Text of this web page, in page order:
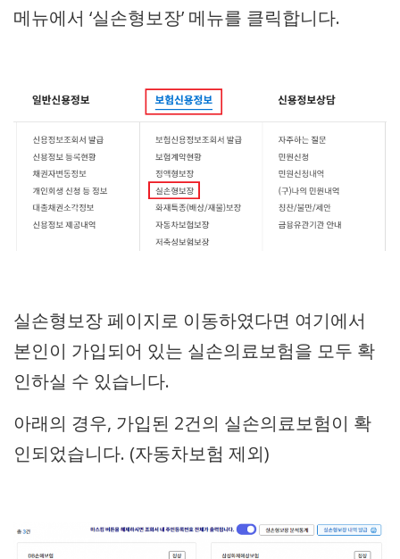
메뉴에서 ‘실손형보장’ 메뉴를 클릭합니다.
실손형보장 페이지로 이동하였다면 여기에서
본인이 가입되어 있는 실손의료보험을 모두 확
인하실 수 있습니다.
아래의 경우, 가입된 2건의 실손의료보험이 확
인되었습니다. (자동차보험 제외)